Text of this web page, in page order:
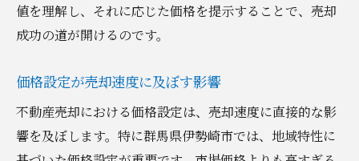
値を理解し、それに応じた価格を提示することで、売却
成功の道が開けるのです。
価格設定が売却速度に及ぼす影響
不動産売却における価格設定は、売却速度に直接的な影
響を及ぼします。特に群馬県伊勢崎市では、地域特性に